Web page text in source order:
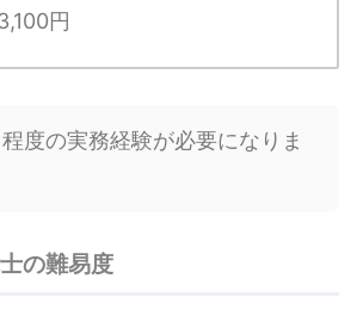
円
度の実務経験が必要になりま
の難易度